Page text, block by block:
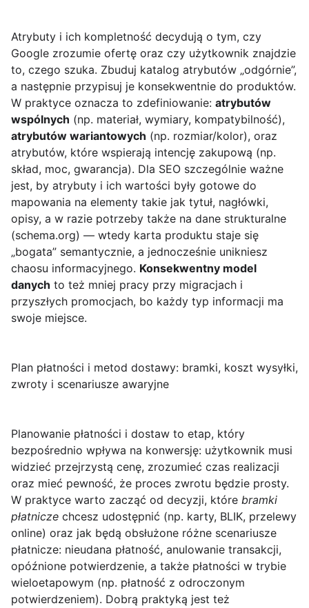
Atrybuty i ich kompletność decydują o tym, czy
Google zrozumie ofertę oraz czy użytkownik znajdzie
to, czego szuka. Zbuduj katalog atrybutów „odgórnie”,
a następnie przypisuj je konsekwentnie do produktów.
W praktyce oznacza to zdefiniowanie: atrybutów
wspólnych (np. materiał, wymiary, kompatybilność),
atrybutów wariantowych (np. rozmiar/kolor), oraz
atrybutów, które wspierają intencję zakupową (np.
skład, moc, gwarancja). Dla SEO szczególnie ważne
jest, by atrybuty i ich wartości były gotowe do
mapowania na elementy takie jak tytuł, nagłówki,
opisy, a w razie potrzeby także na dane strukturalne
(schema.org) — wtedy karta produktu staje się
„bogata” semantycznie, a jednocześnie unikniesz
chaosu informacyjnego. Konsekwentny model
danych to też mniej pracy przy migracjach i
przyszłych promocjach, bo każdy typ informacji ma
swoje miejsce.
Plan płatności i metod dostawy: bramki, koszt wysyłki,
zwroty i scenariusze awaryjne
Planowanie płatności i dostaw to etap, który
bezpośrednio wpływa na konwersję: użytkownik musi
widzieć przejrzystą cenę, zrozumieć czas realizacji
oraz mieć pewność, że proces zwrotu będzie prosty.
W praktyce warto zacząć od decyzji, które bramki
płatnicze chcesz udostępnić (np. karty, BLIK, przelewy
online) oraz jak będą obsłużone różne scenariusze
płatnicze: nieudana płatność, anulowanie transakcji,
opóźnione potwierdzenie, a także płatności w trybie
wieloetapowym (np. płatność z odroczonym
potwierdzeniem). Dobrą praktyką jest też